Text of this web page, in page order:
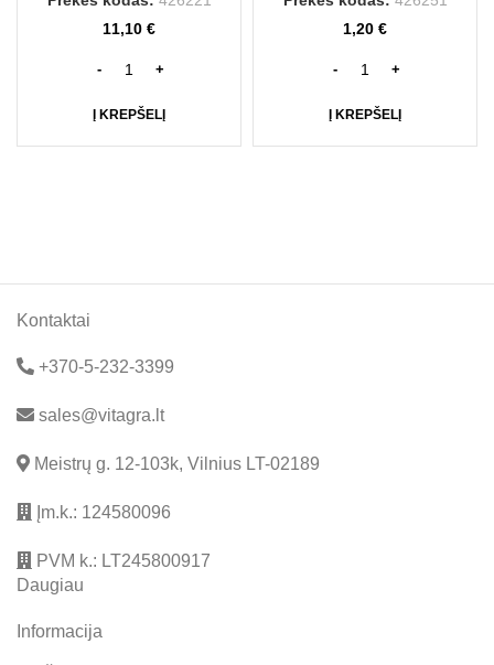
11,10 €
Į KREPŠELĮ
1,20 €
Į KREPŠELĮ
Kontaktai
+370-5-232-3399
sales@vitagra.lt
Meistrų g. 12-103k, Vilnius LT-02189
Įm.k.: 124580096
PVM k.: LT245800917
Daugiau
Informacija